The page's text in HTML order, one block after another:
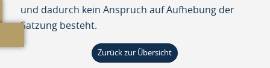
und dadurch kein Anspruch auf Aufhebung der
Satzung besteht.
Zurück zur Übersicht